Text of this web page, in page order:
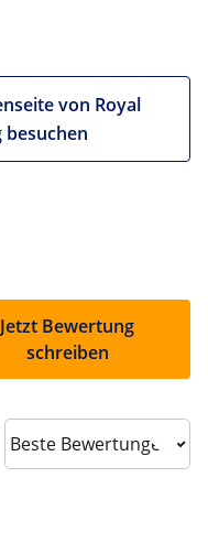
von Royal
besuchen
Jetzt Bewertung
schreiben
Sort reviews